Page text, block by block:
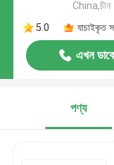
China,চীন
5.0
যাচাইকৃত
এখন
পণ্য